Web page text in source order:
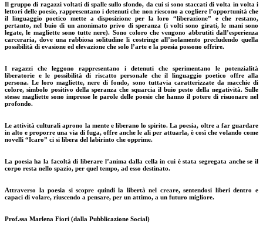
Il gruppo di ragazzi voltati di spalle sullo sfondo, da cui si sono staccati di volta in volta i
lettori delle poesie, rappresentano i detenuti che non riescono a cogliere l’opportunità che
il linguaggio poetico mette a disposizione per la loro “liberazione” e che restano,
pertanto, nel buio di un anonimato privo di speranza (i volti sono girati, le mani sono
legate, le magliette sono tutte nere). Sono coloro che vengono abbrutiti dall’esperienza
carceraria, dove una rabbiosa solitudine li costringe all’isolamento precludendo quella
possibilità di evasione ed elevazione che solo l’arte e la poesia possono offrire.
I ragazzi che leggono rappresentano i detenuti che sperimentano le potenzialità
liberatorie e le possibilità di riscatto personale che il linguaggio poetico offre alla
persona. Le loro magliette, nere di fondo, sono tuttavia caratterizzate da macchie di
colore, simbolo positivo della speranza che squarcia il buio pesto della negatività. Sulle
stesse magliette sono impresse le parole delle poesie che hanno il potere di risuonare nel
profondo.
Le attività culturali aprono la mente e liberano lo spirito. La poesia, oltre a far guardare
in alto e proporre una via di fuga, offre anche le ali per attuarla, è così che volando come
novelli “Icaro” ci si libera del labirinto che opprime.
La poesia ha la facoltà di liberare l’anima dalla cella in cui è stata segregata anche se il
corpo resta nello spazio, per quel tempo, ad esso destinato.
Attraverso la poesia si scopre quindi la libertà nel creare, sentendosi liberi dentro e
capaci di volare, riuscendo a pensare, per un attimo, a un futuro migliore.
Prof.ssa Marlena Fiori (dalla Pubblicazione Social)